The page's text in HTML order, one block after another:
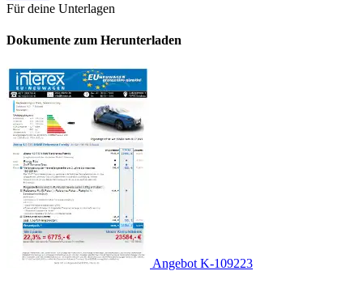
Für deine Unterlagen
Dokumente zum Herunterladen
Angebot K-109223